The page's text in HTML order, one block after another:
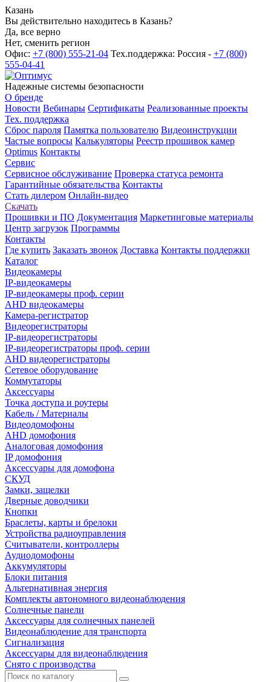
Казань
Вы действительно находитесь в Казань?
Да, все верно
Нет, сменить регион
Офис: +7 (800) 555-21-04 Тех.поддержка: Россия - +7 (800)
555-04-41
Надежные системы безопасности
О бренде
Новости Вебинары Сертификаты Реализованные проекты
Тех. поддержка
Сброс пароля Памятка пользователю Видеоинструкции
Частые вопросы Калькуляторы Реестр прошивок камер
Optimus Контакты
Сервис
Сервисное обслуживание Проверка статуса ремонта
Гарантийные обязательства Контакты
Стать дилером Онлайн-видео
Скачать
Прошивки и ПО Документация Маркетинговые материалы
Центр загрузок Программы
Контакты
Где купить Заказать звонок Доставка Контакты поддержки
Каталог
Видеокамеры
IP-видеокамеры
IP-видеокамеры проф. серии
AHD видеокамеры
Камера-регистратор
Видеорегистраторы
IP-видеорегистраторы
IP-видеорегистраторы проф. серии
AHD видеорегистраторы
Сетевое оборудование
Коммутаторы
Аксессуары
Точка доступа и роутеры
Кабель / Материалы
Видеодомофоны
AHD домофония
Аналоговая домофония
IP домофония
Аксессуары для домофона
СКУД
Замки, защелки
Дверные доводчики
Кнопки
Браслеты, карты и брелоки
Устройства радиоуправления
Считыватели, контроллеры
Аудиодомофоны
Аккумуляторы
Блоки питания
Альтернативная энергия
Комплекты автономного видеонаблюдения
Солнечные панели
Аксессуары для солнечных панелей
Видеонаблюдение для транспорта
Сигнализация
Аксессуары для видеонаблюдения
Снято с производства